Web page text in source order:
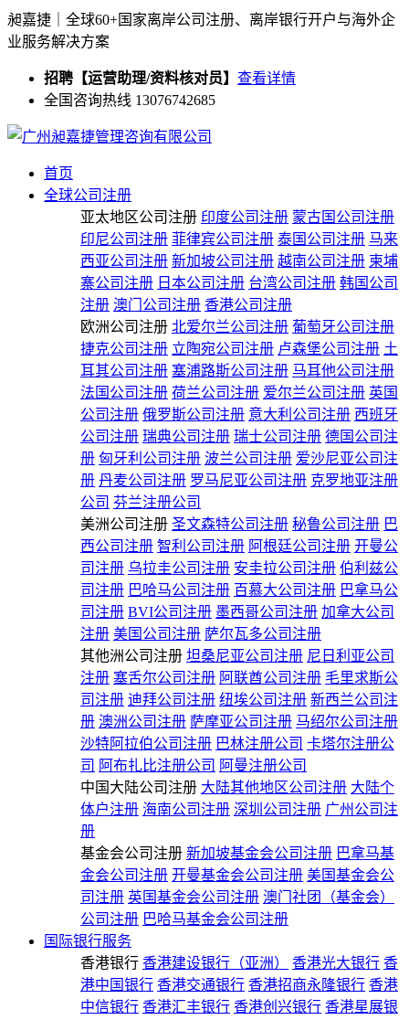
昶嘉捷｜全球60+国家离岸公司注册、离岸银行开户与海外企
业服务解决方案
招聘【运营助理/资料核对员】 查看详情
全国咨询热线 13076742685
首页
全球公司注册
亚太地区公司注册 印度公司注册 蒙古国公司注册
印尼公司注册 菲律宾公司注册 泰国公司注册 马来
西亚公司注册 新加坡公司注册 越南公司注册 柬埔
寨公司注册 日本公司注册 台湾公司注册 韩国公司
注册 澳门公司注册 香港公司注册
欧洲公司注册 北爱尔兰公司注册 葡萄牙公司注册
捷克公司注册 立陶宛公司注册 卢森堡公司注册 土
耳其公司注册 塞浦路斯公司注册 马耳他公司注册
法国公司注册 荷兰公司注册 爱尔兰公司注册 英国
公司注册 俄罗斯公司注册 意大利公司注册 西班牙
公司注册 瑞典公司注册 瑞士公司注册 德国公司注
册 匈牙利公司注册 波兰公司注册 爱沙尼亚公司注
册 丹麦公司注册 罗马尼亚公司注册 克罗地亚注册
公司 芬兰注册公司
美洲公司注册 圣文森特公司注册 秘鲁公司注册 巴
西公司注册 智利公司注册 阿根廷公司注册 开曼公
司注册 乌拉圭公司注册 安圭拉公司注册 伯利兹公
司注册 巴哈马公司注册 百慕大公司注册 巴拿马公
司注册 BVI公司注册 墨西哥公司注册 加拿大公司
注册 美国公司注册 萨尔瓦多公司注册
其他洲公司注册 坦桑尼亚公司注册 尼日利亚公司
注册 塞舌尔公司注册 阿联酋公司注册 毛里求斯公
司注册 迪拜公司注册 纽埃公司注册 新西兰公司注
册 澳洲公司注册 萨摩亚公司注册 马绍尔公司注册
沙特阿拉伯公司注册 巴林注册公司 卡塔尔注册公
司 阿布扎比注册公司 阿曼注册公司
中国大陆公司注册 大陆其他地区公司注册 大陆个
体户注册 海南公司注册 深圳公司注册 广州公司注
册
基金会公司注册 新加坡基金会公司注册 巴拿马基
金会公司注册 开曼基金会公司注册 美国基金会公
司注册 英国基金会公司注册 澳门社团（基金会）
公司注册 巴哈马基金会公司注册
国际银行服务
香港银行 香港建设银行（亚洲） 香港光大银行 香
港中国银行 香港交通银行 香港招商永隆银行 香港
中信银行 香港汇丰银行 香港创兴银行 香港星展银